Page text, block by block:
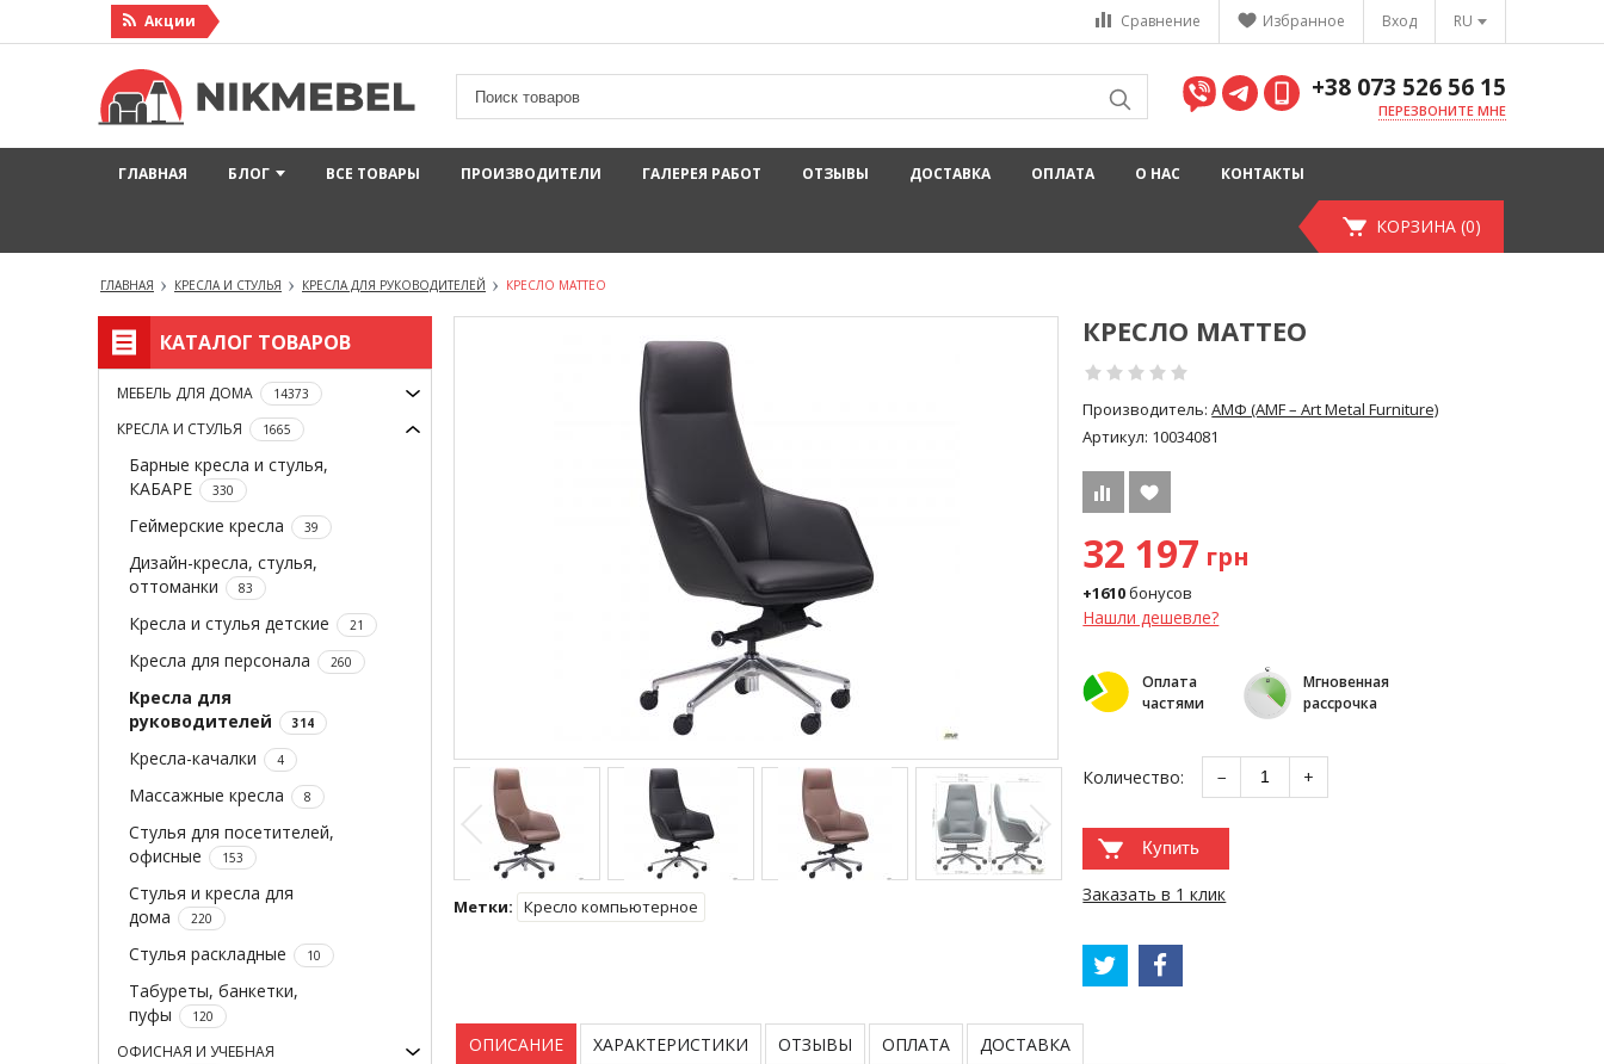
Акции RU
Вход
Избранное
Сравнение
+38 073 526 56 15
ПЕРЕЗВОНИТЕ МНЕ
ГЛАВНАЯ БЛОГ ВСЕ ТОВАРЫ ПРОИЗВОДИТЕЛИ ГАЛЕРЕЯ РАБОТ ОТЗЫВЫ ДОСТАВКА ОПЛАТА О НАС КОНТАКТЫ
КОРЗИНА (0)
ГЛАВНАЯ КРЕСЛА И СТУЛЬЯ КРЕСЛА ДЛЯ РУКОВОДИТЕЛЕЙ КРЕСЛО MATTEO
КАТАЛОГ ТОВАРОВ
МЕБЕЛЬ ДЛЯ ДОМА 14373
КРЕСЛА И СТУЛЬЯ 1665
Барные кресла и стулья,
КАБАРЕ
330
Геймерские кресла 39
Дизайн-кресла, стулья,
оттоманки
83
Кресла и стулья детские 21
Кресла для персонала 260
Кресла для
руководителей
314
Кресла-качалки 4
Массажные кресла 8
Стулья для посетителей,
офисные
153
Стулья и кресла для
дома
220
Стулья раскладные 10
Табуреты, банкетки,
пуфы
120
ОФИСНАЯ И УЧЕБНАЯ
Метки: Кресло компьютерное
КРЕСЛО MATTEO
Производитель:АМФ (AMF – Art Metal Furniture)
Артикул: 10034081
32 197 грн
+1610бонусов
Нашли дешевле?
Оплата
частями
Мгновенная
рассрочка
Количество: − +
Купить
Заказать в 1 клик
ОПИСАНИЕ ХАРАКТЕРИСТИКИ ОТЗЫВЫ ОПЛАТА ДОСТАВКА